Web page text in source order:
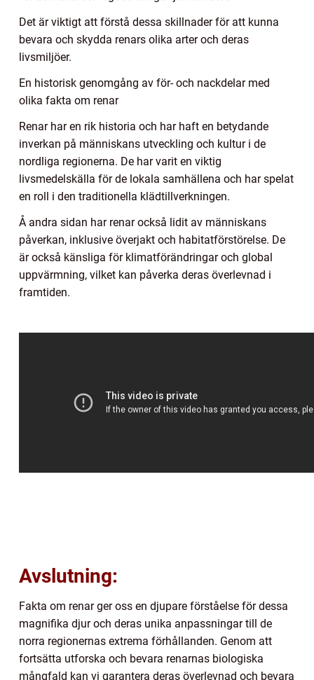
Det är viktigt att förstå dessa skillnader för att kunna
bevara och skydda renars olika arter och deras
livsmiljöer.
En historisk genomgång av för- och nackdelar med
olika fakta om renar
Renar har en rik historia och har haft en betydande
inverkan på människans utveckling och kultur i de
nordliga regionerna. De har varit en viktig
livsmedelskälla för de lokala samhällena och har spelat
en roll i den traditionella klädtillverkningen.
Å andra sidan har renar också lidit av människans
påverkan, inklusive överjakt och habitatförstörelse. De
är också känsliga för klimatförändringar och global
uppvärmning, vilket kan påverka deras överlevnad i
framtiden.
Avslutning:
Fakta om renar ger oss en djupare förståelse för dessa
magnifika djur och deras unika anpassningar till de
norra regionernas extrema förhållanden. Genom att
fortsätta utforska och bevara renarnas biologiska
mångfald kan vi garantera deras överlevnad och bevara